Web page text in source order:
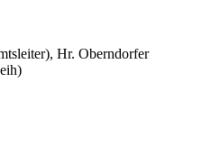
Hr. Oberndorfer